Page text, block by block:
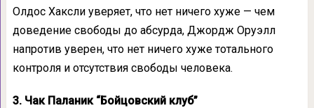
Олдос Хаксли уверяет, что нет ничего хуже — чем
доведение свободы до абсурда, Джордж Оруэлл
напротив уверен, что нет ничего хуже тотального
контроля и отсутствия свободы человека.
3. Чак Паланик “Бойцовский клуб”